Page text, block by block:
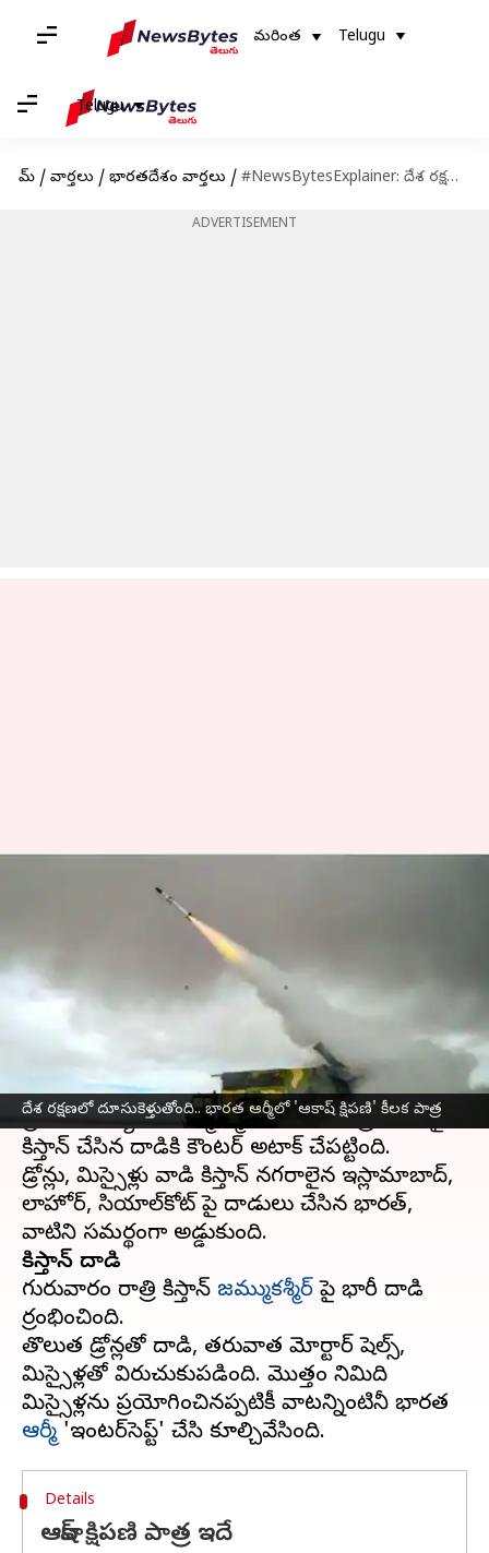
మరింత Telugu
Telugu
హోమ్ / వార్తలు / భారతదేశం వార్తలు / #NewsBytesExplainer: దేశ రక్షణలో దూసుకెళ్తుతోంది.. భారత ఆర్మీలో 'ఆకాష్ క్షిపణి' కీలక పాత్ర
ADVERTISEMENT
దేశ రక్షణలో దూసుకెళ్తుతోంది.. భారత ఆర్మీలో 'ఆకాష్ క్షిపణి' కీలక పాత్ర
#NewsBytesExplainer: దేశ
రక్షణలో దూసుకెళ్తుతోంది.. భారత
ఆర్మీలో 'ఆకాష్ క్షిపణి' కీలక పాత్ర
వ్రాసిన వారు Jayachandra Akuri May 09, 2025 02:33 pm
ఈ వార్తాకథనం ఏంటి
పాకిస్తాన్‌తో నెలకొన్న ఉద్రిక్తతల నేపథ్యంలో, భారత్
ప్రతీకార చర్యగా జమ్ముకశ్మీర్‌లోని నియంత్రణ రేఖపై
పాకిస్తాన్ చేసిన దాడికి కౌంటర్ అటాక్ చేపట్టింది.
డ్రోన్లు, మిస్సైళ్లు వాడి పాకిస్తాన్ నగరాలైన ఇస్లామాబాద్,
లాహోర్, సియాల్‌కోట్ పై దాడులు చేసిన భారత్,
పాకిస్తాన్ దాడి
గురువారం రాత్రి పాకిస్తాన్ జమ్ముకశ్మీర్పై భారీ దాడి
ప్రారంభించింది.
తొలుత డ్రోన్లతో దాడి, తరువాత మోర్టార్ షెల్స్,
మిస్సైళ్లతో విరుచుకుపడింది. మొత్తం నిమిది
మిస్సైళ్లను ప్రయోగించినప్పటికీ వాటన్నింటినీ భారత
ఆర్మీ
Details
ఆకాష్ క్షిపణి పాత్ర ఇదే